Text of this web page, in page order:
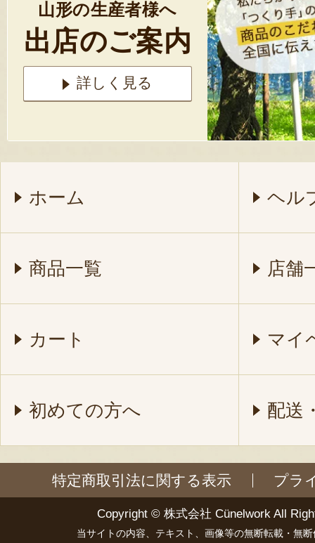
山形の生産者様へ
出店のご案内
詳しく見る
ホーム ヘル
商品一覧 店舗
カート マイ
初めての方へ 配送
特定商取引法に関する表示 プラ
Copyright © 株式会社 Cünelwork All
当サイトの内容、テキスト、画像等の無断転載・無